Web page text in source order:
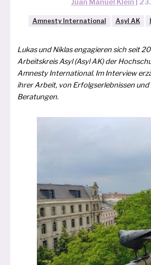
Juan Manuel Klein
Amnesty International Asyl AK
Lukas und Niklas enga­gie­ren sich seit
Arbeitskreis Asyl (Asyl AK) der
Amnesty International. Im Interview
ihrer Arbeit, von Erfolgserlebnissen
Beratungen.